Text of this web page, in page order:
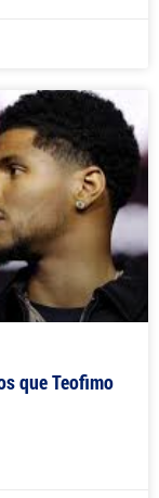
que Teofimo